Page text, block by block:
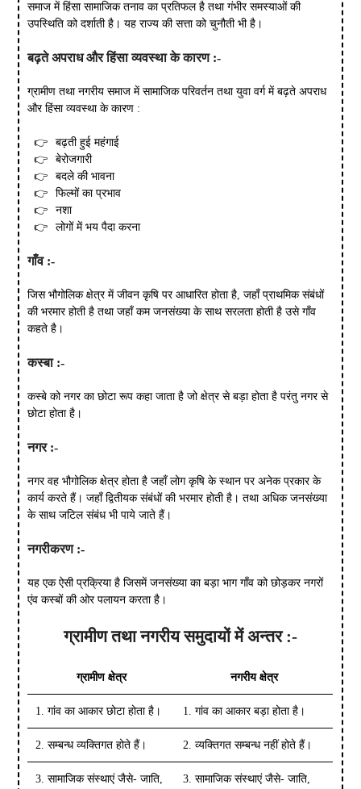
समाज में हिंसा सामाजिक तनाव का प्रतिफल है तथा गंभीर समस्याओं की
उपस्थिति को दर्शाती है। यह राज्य की सत्ता को चुनौती भी है।
बढ़ते अपराध और हिंसा व्यवस्था के कारण:-
ग्रामीण तथा नगरीय समाज में सामाजिक परिवर्तन तथा युवा वर्ग में बढ़ते अपराध
और हिंसा व्यवस्था के कारण :
बढ़ती हुई महंगाई
बेरोजगारी
बदले की भावना
फिल्मों का प्रभाव
नशा
लोगों में भय पैदा करना
गाँव:-
जिस भौगोलिक क्षेत्र में जीवन कृषि पर आधारित होता है, जहाँ प्राथमिक संबंधों
की भरमार होती है तथा जहाँ कम जनसंख्या के साथ सरलता होती है उसे गाँव
कहते है।
कस्बा:-
कस्बे को नगर का छोटा रूप कहा जाता है जो क्षेत्र से बड़ा होता है परंतु नगर से
छोटा होता है।
नगर:-
नगर वह भौगोलिक क्षेत्र होता है जहाँ लोग कृषि के स्थान पर अनेक प्रकार के
कार्य करते हैं। जहाँ द्वितीयक संबंधों की भरमार होती है। तथा अधिक जनसंख्या
के साथ जटिल संबंध भी पाये जाते हैं।
नगरीकरण:-
यह एक ऐसी प्रक्रिया है जिसमें जनसंख्या का बड़ा भाग गाँव को छोड़कर नगरों
एंव कस्बों की ओर पलायन करता है।
ग्रामीण तथा नगरीय समुदायों में अन्तर:-
ग्रामीण क्षेत्र नगरीय क्षेत्र
1. गांव का आकार छोटा होता है। 1. गांव का आकार बड़ा होता है।
2. सम्बन्ध व्यक्तिगत होते हैं। 2. व्यक्तिगत सम्बन्ध नहीं होते हैं।
3. सामाजिक संस्थाएं जैसे- जाति, 3. सामाजिक संस्थाएं जैसे- जाति,